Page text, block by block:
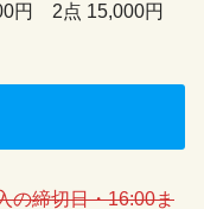
円 2点 15,000円
の締切日・16:00ま